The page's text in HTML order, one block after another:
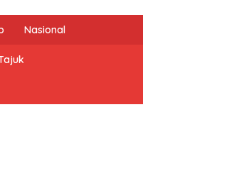
Nasional